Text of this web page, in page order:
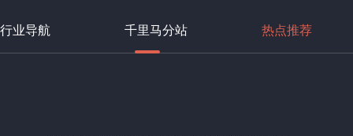
行业导航 千里马分站 热点推荐